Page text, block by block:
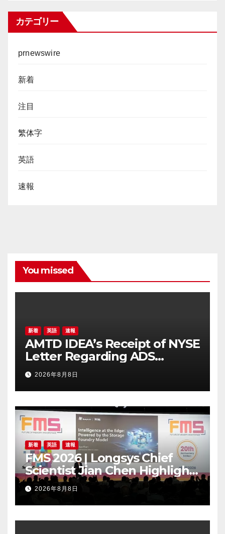
カテゴリー
prnewswire
新着
注目
繁体字
英語
速報
You missed
新着 英語 速報
AMTD IDEA’s Receipt of NYSE
Letter Regarding ADS
Trading Price’s Below
Compliance Standards
2026年8月8日
新着 英語 速報
FMS 2026 | Longsys Chief
Scientist Jian Chen Highlights
the Storage Foundry Model
for Edge AI
2026年8月8日